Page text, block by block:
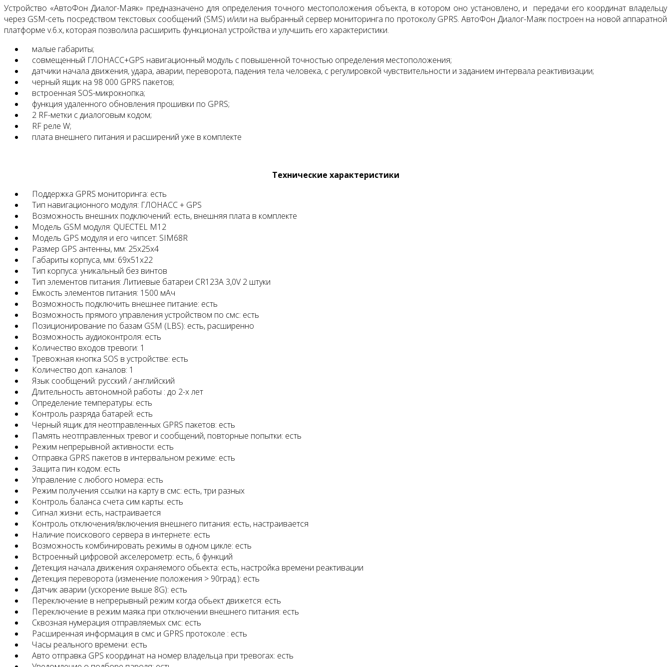
Устройство «АвтоФон Диалог-Маяк» предназначено для определения точного местоположения объекта, в котором оно установлено, и передачи его координат владельцу
через GSM-сеть посредством текстовых сообщений (SMS) и/или на выбранный сервер мониторинга по протоколу GPRS. АвтоФон Диалог-Маяк построен на новой аппаратной
платформе v.6.x, которая позволила расширить функционал устройства и улучшить его характеристики.
малые габариты;
совмещенный ГЛОНАСС+GPS навигационный модуль с повышенной точностью определения местоположения;
датчики начала движения, удара, аварии, переворота, падения тела человека, с регулировкой чувствительности и заданием интервала реактивизации;
черный ящик на 98 000 GPRS пакетов;
встроенная SOS-микрокнопка;
функция удаленного обновления прошивки по GPRS;
2 RF-метки с диалоговым кодом;
RF реле W;
плата внешнего питания и расширений уже в комплекте
Технические характеристики
Поддержка GPRS мониторинга: есть
Тип навигационного модуля: ГЛОНАСС + GPS
Возможность внешних подключений: есть, внешняя плата в комплекте
Модель GSM модуля: QUECTEL M12
Модель GPS модуля и его чипсет: SIM68R
Размер GPS антенны, мм: 25x25x4
Габариты корпуса, мм: 69х51х22
Тип корпуса: уникальный без винтов
Тип элементов питания: Литиевые батареи CR123A 3,0V 2 штуки
Емкость элементов питания: 1500 мАч
Возможность подключить внешнее питание: есть
Возможность прямого управления устройством по смс: есть
Позиционирование по базам GSM (LBS): есть, расширенно
Возможность аудиоконтроля: есть
Количество входов тревоги: 1
Тревожная кнопка SOS в устройстве: есть
Количество доп. каналов: 1
Язык сообщений: русский / английский
Длительность автономной работы : до 2-х лет
Определение температуры: есть
Контроль разряда батарей: есть
Черный ящик для неотправленных GPRS пакетов: есть
Память неотправленных тревог и сообщений, повторные попытки: есть
Режим непрерывной активности: есть
Отправка GPRS пакетов в интервальном режиме: есть
Защита пин кодом: есть
Управление с любого номера: есть
Режим получения ссылки на карту в смс: есть, три разных
Контроль баланса счета сим карты: есть
Сигнал жизни: есть, настраивается
Контроль отключения/включения внешнего питания: есть, настраивается
Наличие поискового сервера в интернете: есть
Возможность комбинировать режимы в одном цикле: есть
Встроенный цифровой акселерометр: есть, 6 функций
Детекция начала движения охраняемого обьекта: есть, настройка времени реактивации
Детекция переворота (изменение положения > 90град.): есть
Датчик аварии (ускорение выше 8G): есть
Переключение в непрерывный режим когда обьект движется: есть
Переключение в режим маяка при отключении внешнего питания: есть
Сквозная нумерация отправляемых смс: есть
Расширенная информация в смс и GPRS протоколе : есть
Часы реального времени: есть
Авто отправка GPS координат на номер владельца при тревогах: есть